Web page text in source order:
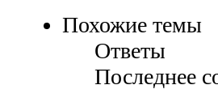
Похожие темы
Ответы
Последнее